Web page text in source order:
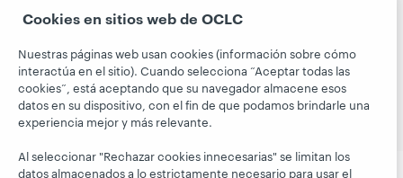
servicios nacionales e internacionales de OCLC, Inc. y de
Declaración de privacidad Aviso de cookies
Personalizar las configuraciones de cookies
Declaración de accesibilidad Certificado ISO 27001
Cookies en sitios web de OCLC
Nuestras páginas web usan cookies (información sobre cómo
interactúa en el sitio). Cuando selecciona “Aceptar todas las
cookies”, está aceptando que su navegador almacene esos
datos en su dispositivo, con el fin de que podamos brindarle una
experiencia mejor y más relevante.
Al seleccionar "Rechazar cookies innecesarias" se limitan los
datos almacenados a lo estrictamente necesario para usar el